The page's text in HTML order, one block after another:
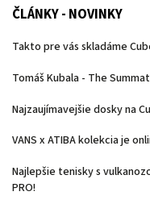
ČLÁNKY - NOVINKY
Takto pre vás skladáme
Tomáš Kubala - The
Najzaujímavejšie dosky na
VANS x ATIBA kolekcia je
Najlepšie tenisky s
PRO!